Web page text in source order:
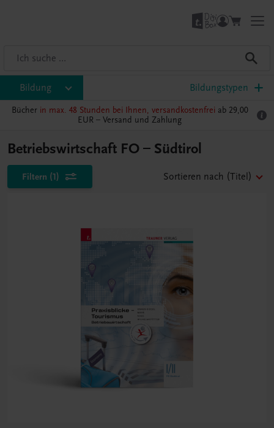
Bildung Bildungstypen
Bücher in max. 48 Stunden bei Ihnen, versandkostenfrei ab 29,00
EUR – Versand und Zahlung
Betriebswirtschaft FO – Südtirol
Filtern (1) Sortieren nach (Titel)